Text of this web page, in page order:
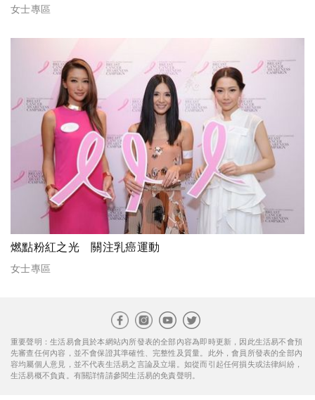
女士專區
燃點粉紅之光 關注乳癌運動
女士專區
重要聲明：生活易會員於本網站內所發表的全部內容為即時更新，因此生活易不會預
先審查任何內容，並不會保證其準確性、完整性及質量。此外，會員所發表的全部內
容均屬個人意見，並不代表生活易之言論及立場。如從而引起任何損失或法律糾紛，
生活易概不負責。有關詳情請參閱生活易的免責聲明。